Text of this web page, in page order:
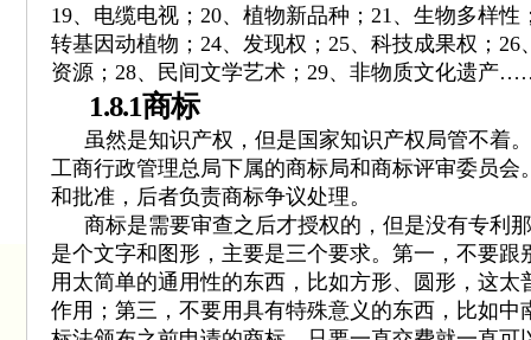
19、电缆电视； 20、植物新品种； 21、生物多样性
转基因动植物； 24、发现权； 25、科技成果权； 26
资源； 28、民间文学艺术； 29、非物质文化遗产
1.8.1商标
虽然是知识产权，但是国家知识产权局管不着
工商行政管理总局下属的商标局和商标评审委员会
和批准，后者负责商标争议处理。
商标是需要审查之后才授权的，但是没有专利
是个文字和图形，主要是三个要求。第一，不要跟
用太简单的通用性的东西，比如方形、圆形，这太
作用；第三，不要用具有特殊意义的东西，比如中